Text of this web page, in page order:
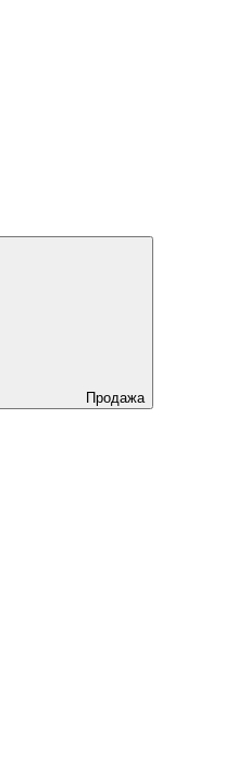
Продажа